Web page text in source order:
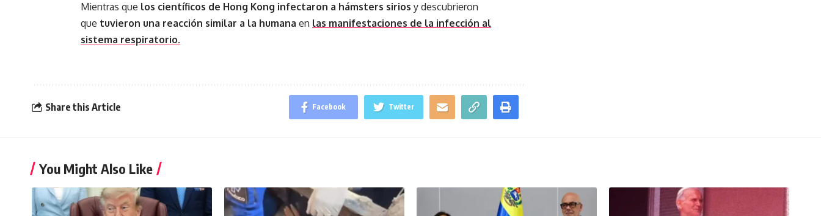
Mientras que los científicos de Hong Kong infectaron a hámsters sirios y descubrieron
que tuvieron una reacción similar a la humana en las manifestaciones de la infección al
sistema respiratorio.
Share this Article Facebook Twitter
You Might Also Like